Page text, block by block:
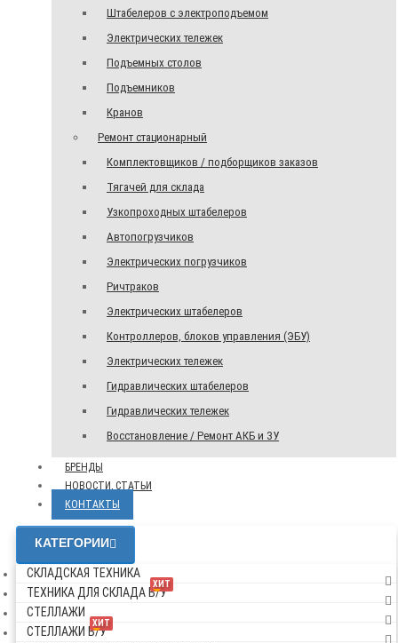
Штабелеров с электроподъемом
Электрических тележек
Подъемных столов
Подъемников
Кранов
Ремонт стационарный
Комплектовщиков / подборщиков заказов
Тягачей для склада
Узкопроходных штабелеров
Автопогрузчиков
Электрических погрузчиков
Ричтраков
Электрических штабелеров
Контроллеров, блоков управления (ЭБУ)
Электрических тележек
Гидравлических штабелеров
Гидравлических тележек
Восстановление / Ремонт АКБ и ЗУ
БРЕНДЫ
НОВОСТИ, СТАТЬИ
КОНТАКТЫ
КАТЕГОРИИ
СКЛАДСКАЯ ТЕХНИКА
ХИТ
ТЕХНИКА ДЛЯ СКЛАДА Б/У
СТЕЛЛАЖИ
ХИТ
СТЕЛЛАЖИ Б/У